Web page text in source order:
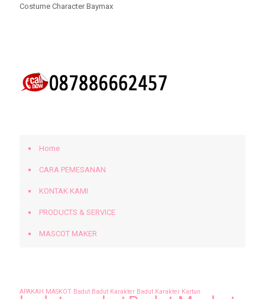
Costume Character Baymax
Home
CARA PEMESANAN
KONTAK KAMI
PRODUCTS & SERVICE
MASCOT MAKER
APAKAH MASKOT Badut Badut Karakter Badut Karakter Kartun